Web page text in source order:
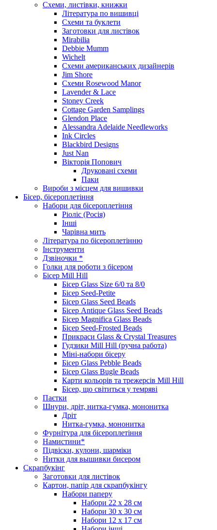
Схеми, листівки, книжки
Література по вишивці
Схеми та буклети
Заготовки для листівок
Mirabilia
Debbie Mumm
Wichelt
Схеми американських дизайнерів
Jim Shore
Cхеми Rosewood Manor
Lavender & Lace
Stoney Creek
Cottage Garden Samplings
Glendon Place
Alessandra Adelaide Needleworks
Ink Circles
Blackbird Designs
Just Nan
Вікторія Попович
Друковані схеми
Паки
Вироби з місцем для вишивки
Бісер, бісероплетіння
Набори для бісероплетіння
Ріоліс (Росія)
Інші
Чарівна мить
Література по бісероплетінню
Інструменти
Дзвіночки *
Голки для роботи з бісером
Бісер Mill Hill
Бісер Glass Size 6/0 та 8/0
Бісер Seed-Petite
Бісер Glass Seed Beads
Бісер Antique Glass Seed Beads
Бісер Magnifica Glass Beads
Бісер Seed-Frosted Beads
Прикраси Glass & Crystal Treasures
Гудзики Mill Hill (ручна работа)
Міні-набори бісеру
Бісер Glass Pebble Beads
Бісер Glass Bugle Beads
Карти кольорів та трежерсів Mill Hill
Бісер, що світиться у темряві
Паєтки
Шнури, дріт, нитка-гумка, мононитка
Дріт
Нитка-гумка, мононитка
Фурнітура для бісероплетіння
Намистини*
Підвіски, кулони, шарміки
Нитки для вышивки бисером
Скрапбукінг
Заготовки для листівок
Картон, папір для скрапбукінгу
Набори паперу
Набори 22 х 28 см
Набори 30 х 30 см
Набори 12 х 17 см